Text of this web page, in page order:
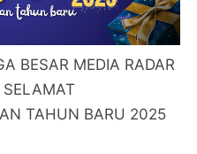
BESAR MEDIA RADAR
TAHUN BARU 2025